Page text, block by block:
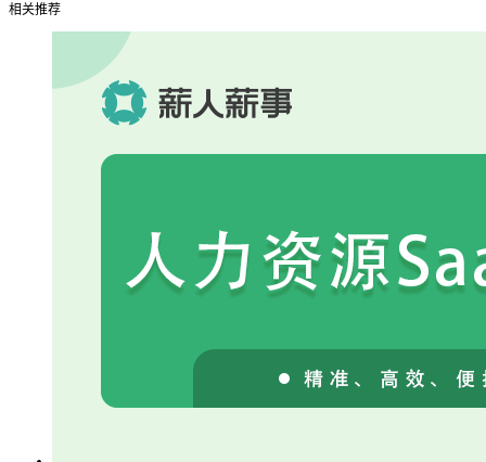
相关推荐